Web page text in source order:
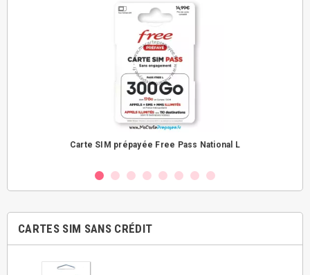
Carte SIM prépayée Free Pass National L
CARTES SIM SANS CRÉDIT